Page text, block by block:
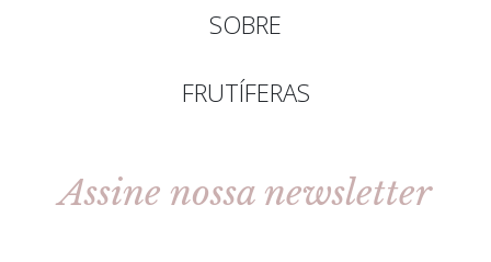
SOBRE
FRUTÍFERAS
Assine nossa newsletter